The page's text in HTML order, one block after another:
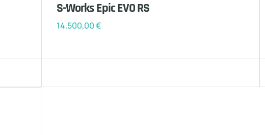
S-Works Epic EVO RS
14.500,00€